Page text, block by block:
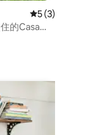
平均评分 5 分（
5 (3)
的Casa